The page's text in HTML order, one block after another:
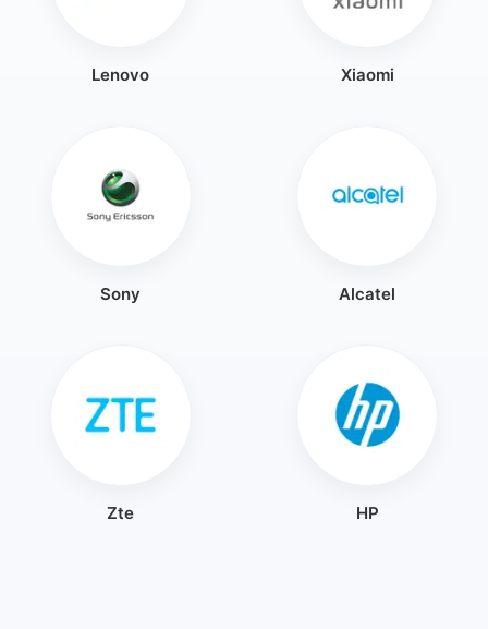
Lenovo Xiaomi
Sony Alcatel
Zte HP